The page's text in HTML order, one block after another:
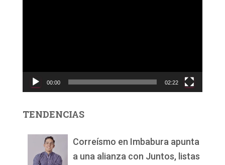
c
d
00:00 02:22
TENDENCIAS
Correísmo en Imbabura apunta
a una alianza con Juntos, listas